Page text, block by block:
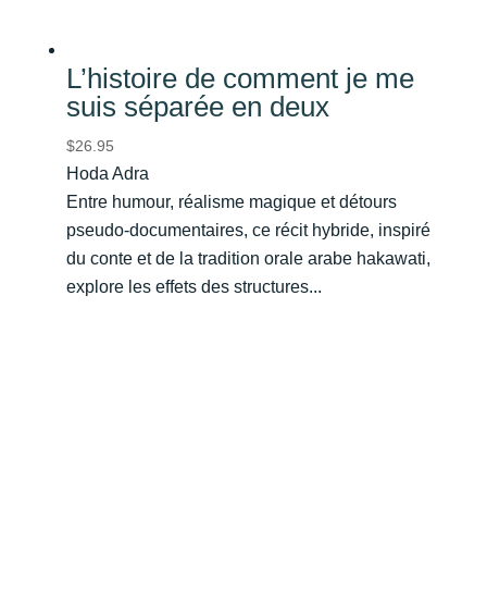
L’histoire de comment je me
suis séparée en deux
$26.95
Hoda Adra
Entre humour, réalisme magique et détours
pseudo-documentaires, ce récit hybride, inspiré
du conte et de la tradition orale arabe hakawati,
explore les effets des structures...